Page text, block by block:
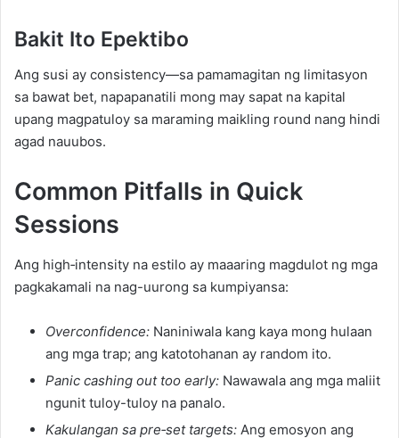
Bakit Ito Epektibo
Ang susi ay consistency—sa pamamagitan ng limitasyon
sa bawat bet, napapanatili mong may sapat na kapital
upang magpatuloy sa maraming maikling round nang hindi
agad nauubos.
Common Pitfalls in Quick
Sessions
Ang high‑intensity na estilo ay maaaring magdulot ng mga
pagkakamali na nag-uurong sa kumpiyansa:
Overconfidence: Naniniwala kang kaya mong hulaan
ang mga trap; ang katotohanan ay random ito.
Panic cashing out too early: Nawawala ang mga maliit
ngunit tuloy-tuloy na panalo.
Kakulangan sa pre‑set targets: Ang emosyon ang